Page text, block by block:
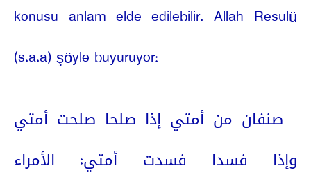
konusu anlam elde edilebilir. Allah Resulü
(s.a.a) şöyle buyuruyor:
صنفان من أمتي إذا صلحا صلحت أمتي
وإذا فسدا فسدت أمتي: الأمراء